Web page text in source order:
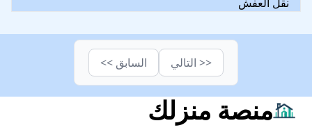
<< التالي السابق >>
منصة منزلك